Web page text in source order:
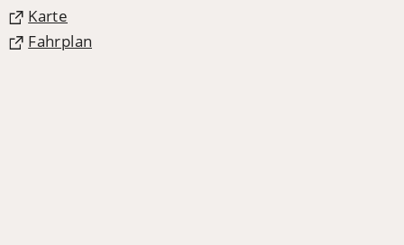
Karte
(Öffnet
in Fahrplan
(Öffnet